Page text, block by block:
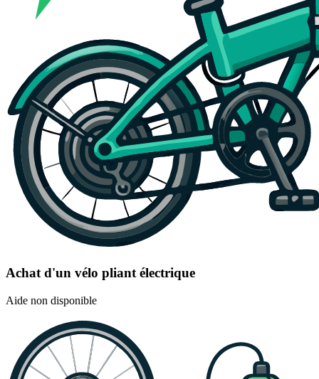
Achat d'un vélo pliant électrique
Aide non disponible